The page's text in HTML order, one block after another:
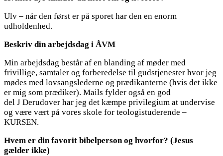
Ulv – når den først er på sporet har den en enorm
udholdenhed.
Beskriv din arbejdsdag i ÅVM
Min arbejdsdag består af en blanding af møder med
frivillige, samtaler og forberedelse til gudstjenester hvor jeg
mødes med lovsangslederne og prædikanterne (hvis det ikke
er mig som prædiker). Mails fylder også en god
del J Derudover har jeg det kæmpe privilegium at undervise
og være vært på vores skole for teologistuderende –
KURSEN.
Hvem er din favorit bibelperson og hvorfor? (Jesus
gælder ikke)